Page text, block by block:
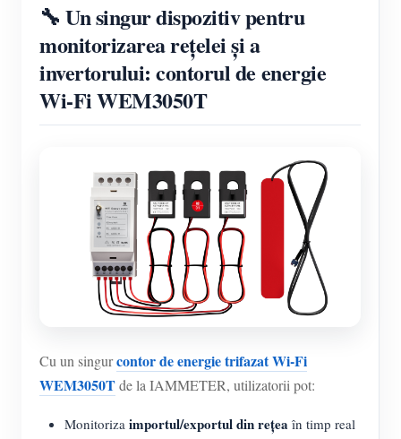
Monitor consum electric
Sistem de control încălzitor FV
Automatizare locuință
Resurse
Ghid rapid produs
Video tutorial
Noutăți
Blog
Comunitate
Program pentru contribuitori
Centrul contribuitorilor
Forum
App Store
Explorare site
Clasament FV
Soluții
Despre noi
🔧 Un singur dispozitiv pentru
monitorizarea rețelei și a
invertorului: contorul de energie
Wi-Fi WEM3050T
Cu un singurcontor de energie trifazat Wi-Fi
WEM3050Tde la IAMMETER, utilizatorii pot:
Monitoriza importul/exportul din rețea în timp real